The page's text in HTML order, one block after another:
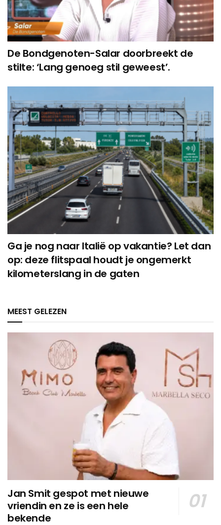
De Bondgenoten-Salar doorbreekt de
stilte: ‘Lang genoeg stil geweest’.
Ga je nog naar Italië op vakantie? Let dan
op: deze flitspaal houdt je ongemerkt
kilometerslang in de gaten
MEEST GELEZEN
Jan Smit gespot met nieuwe
vriendin en ze is een hele
bekende